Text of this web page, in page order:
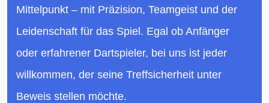
Mittelpunkt – mit Präzision, Teamgeist und der
Leidenschaft für das Spiel. Egal ob Anfänger
oder erfahrener Dartspieler, bei uns ist jeder
willkommen, der seine Treffsicherheit unter
Beweis stellen möchte.